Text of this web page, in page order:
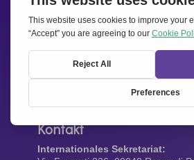
Newsletter
Bleiben Sie auf dem Laufenden mit
Infos aus unserem Netzwerk.
Gleich abonnieren
Kontakt
Internationales Sekretariat: